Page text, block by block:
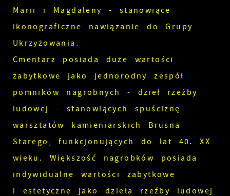
Marii i Magdaleny - stanowiące
ikonograficzne nawiązanie do Grupy
Ukrzyżowania.
Cmentarz posiada duże wartości
zabytkowe jako jednorodny zespół
pomników nagrobnych - dzieł rzeźby
ludowej - stanowiących spuściznę
warsztatów kamieniarskich Brusna
Starego, funkcjonujących do lat 40. XX
wieku. Większość nagrobków posiada
indywidualne wartości zabytkowe
i estetyczne jako dzieła rzeźby ludowej